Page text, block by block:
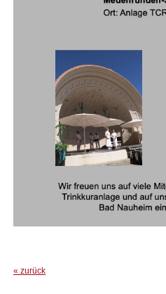
« zurück